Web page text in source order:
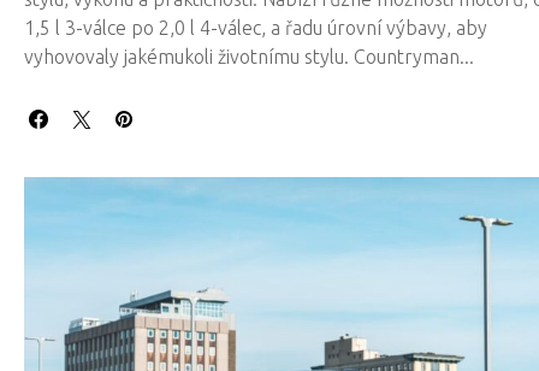
1,5 l 3-válce po 2,0 l 4-válec, a řadu úrovní výbavy, aby
vyhovovaly jakémukoli životnímu stylu. Countryman...